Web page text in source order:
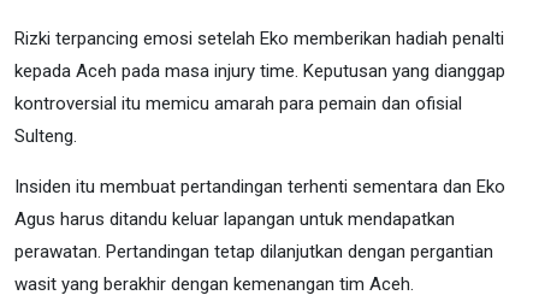
Rizki terpancing emosi setelah Eko memberikan hadiah penalti
kepada Aceh pada masa injury time. Keputusan yang dianggap
kontroversial itu memicu amarah para pemain dan ofisial
Sulteng.
Insiden itu membuat pertandingan terhenti sementara dan Eko
Agus harus ditandu keluar lapangan untuk mendapatkan
perawatan. Pertandingan tetap dilanjutkan dengan pergantian
wasit yang berakhir dengan kemenangan tim Aceh.